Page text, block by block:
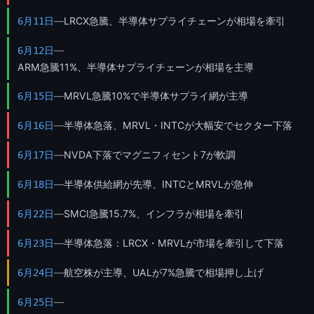
6月11日—LRCX急騰、半導体サプライチェーンが相場を牽引
6月12日—
ARM急騰11%、半導体サプライチェーンが相場を主導
6月15日—MRVL急騰10%で半導体サプライ網が主導
6月16日—半導体急落、MRVL・INTCが大幅安でセクター下落
6月17日—NVDA下落でマグニフィセント7が軟調
6月18日—半導体供給網が先導、INTCとMRVLが急伸
6月22日—SMCI急騰15.7%、インフラが相場を牽引
6月23日—半導体急落：LRCX・MRVLが市場を牽引して下落
6月24日—航空株が主導、UALが7%急騰で相場押し上げ
6月25日—